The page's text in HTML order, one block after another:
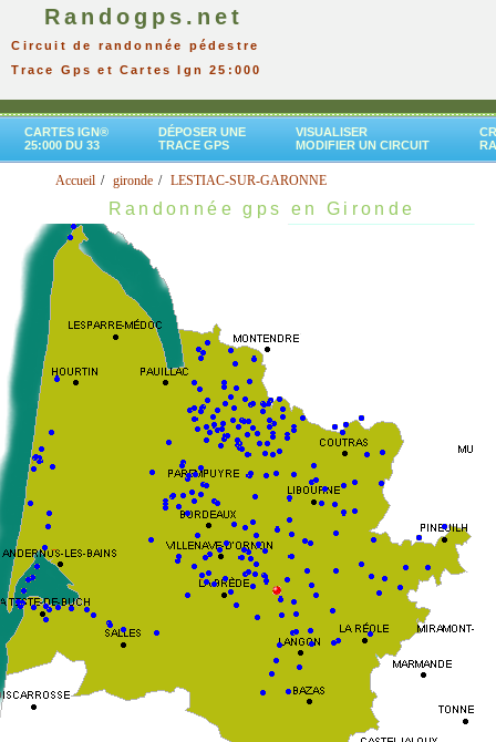
Randogps.net
Circuit de randonnée pédestre
Trace Gps et Cartes Ign 25:000
CARTES IGN®
25:000 DU 33
DÉPOSER UNE
TRACE GPS
VISUALISER
MODIFIER UN CIRCUIT
Accueil gironde LESTIAC-SUR-GARONNE
Randonnée gps en Gironde